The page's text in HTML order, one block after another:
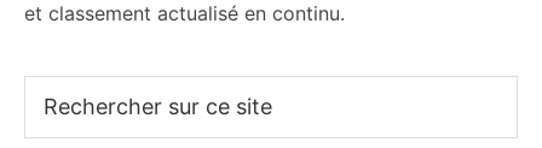
et classement actualisé en continu.
sur